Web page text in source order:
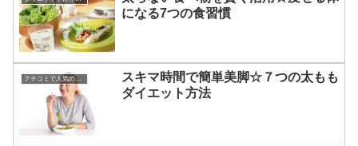
になる7つの食習慣
クチコミで人気のダイエット
スキマ時間で簡単美脚☆７つの太もも
ダイエット方法